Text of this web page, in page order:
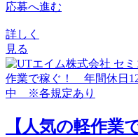
応募へ進む
詳しく
見る
【人気の軽作業